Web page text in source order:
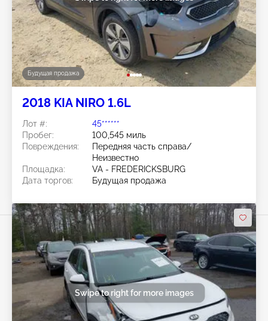
Будущая продажа
2018 KIA NIRO 1.6L
Лот #:
45******
Пробег:
100,545 миль
Повреждения:
Передняя часть справа/
Неизвестно
Площадка:
VA - FREDERICKSBURG
Дата торгов:
Будущая продажа
Swipe to right for more images